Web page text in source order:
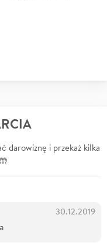
darowiznę i przekaż kilka
30.12.2019